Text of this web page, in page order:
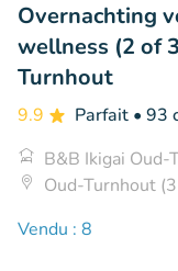
Overnachting
wellness (2 of
Turnhout
9.9 Parfait • 93
B&B Ikigai Oud-
Oud-Turnhout
Vendu : 8